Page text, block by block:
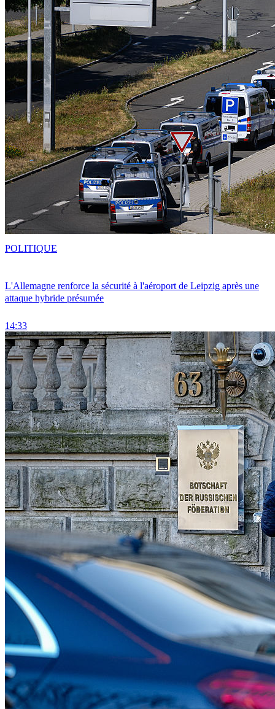
L'Allemagne renforce la sécurité à l'aéroport de Leipzig après une
attaque hybride présumée
14:33
POLITIQUE